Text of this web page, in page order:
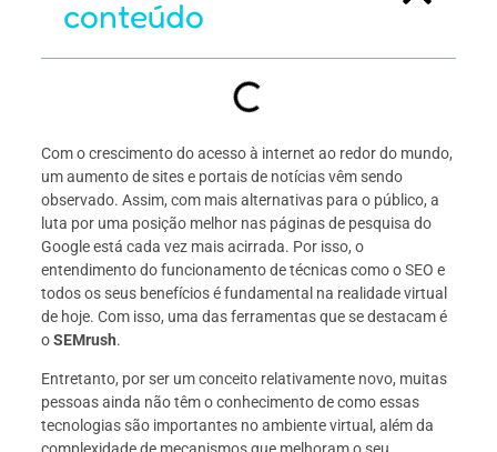
conteúdo
Com o crescimento do acesso à internet ao redor do mundo,
um aumento de sites e portais de notícias vêm sendo
observado. Assim, com mais alternativas para o público, a
luta por uma posição melhor nas páginas de pesquisa do
Google está cada vez mais acirrada. Por isso, o
entendimento do funcionamento de técnicas como o SEO e
todos os seus benefícios é fundamental na realidade virtual
de hoje. Com isso, uma das ferramentas que se destacam é
oSEMrush.
Entretanto, por ser um conceito relativamente novo, muitas
pessoas ainda não têm o conhecimento de como essas
tecnologias são importantes no ambiente virtual, além da